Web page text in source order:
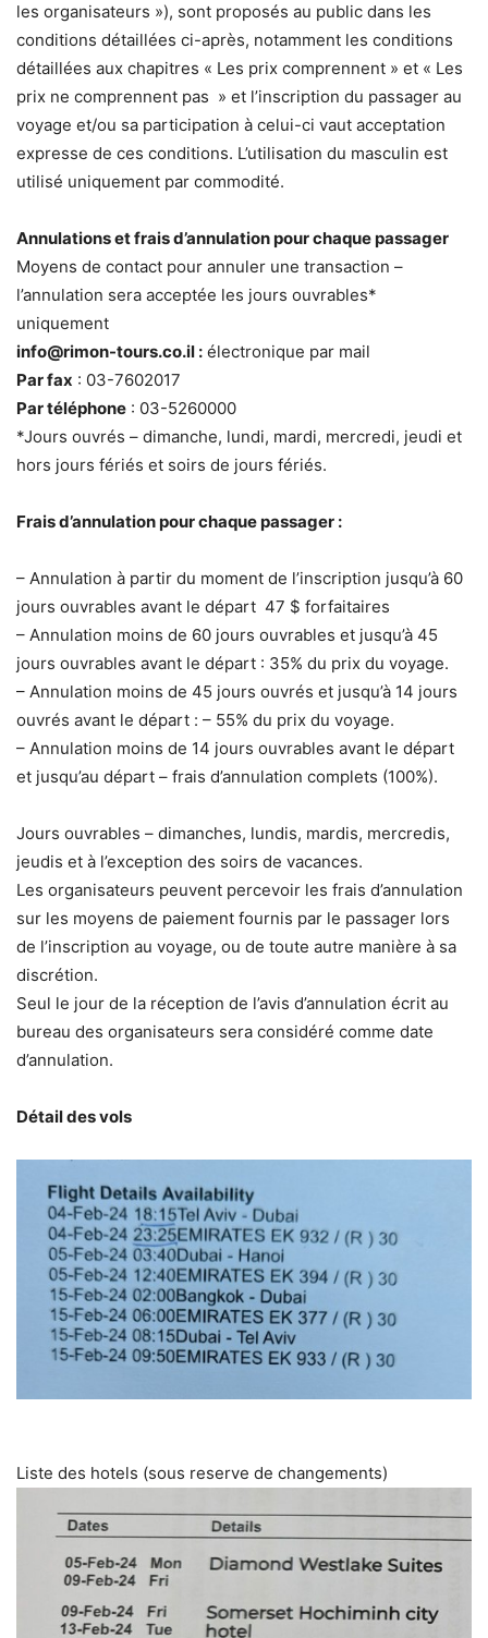
les organisateurs »), sont proposés au public dans les
conditions détaillées ci-après, notamment les conditions
détaillées aux chapitres « Les prix comprennent » et « Les
prix ne comprennent pas » et l’inscription du passager au
voyage et/ou sa participation à celui-ci vaut acceptation
expresse de ces conditions. L’utilisation du masculin est
utilisé uniquement par commodité.
Annulations et frais d’annulation pour chaque passager
Moyens de contact pour annuler une transaction –
l’annulation sera acceptée les jours ouvrables*
uniquement
info@rimon-tours.co.il : électronique par mail
Par fax : 03-7602017
Par téléphone : 03-5260000
*Jours ouvrés – dimanche, lundi, mardi, mercredi, jeudi et
hors jours fériés et soirs de jours fériés.
Frais d’annulation pour chaque passager :
– Annulation à partir du moment de l’inscription jusqu’à 60
jours ouvrables avant le départ 47 $ forfaitaires
– Annulation moins de 60 jours ouvrables et jusqu’à 45
jours ouvrables avant le départ : 35% du prix du voyage.
– Annulation moins de 45 jours ouvrés et jusqu’à 14 jours
ouvrés avant le départ : – 55% du prix du voyage.
– Annulation moins de 14 jours ouvrables avant le départ
et jusqu’au départ – frais d’annulation complets (100%).
Jours ouvrables – dimanches, lundis, mardis, mercredis,
jeudis et à l’exception des soirs de vacances.
Les organisateurs peuvent percevoir les frais d’annulation
sur les moyens de paiement fournis par le passager lors
de l’inscription au voyage, ou de toute autre manière à sa
discrétion.
Seul le jour de la réception de l’avis d’annulation écrit au
bureau des organisateurs sera considéré comme date
d’annulation.
Détail des vols
Liste des hotels (sous reserve de changements)